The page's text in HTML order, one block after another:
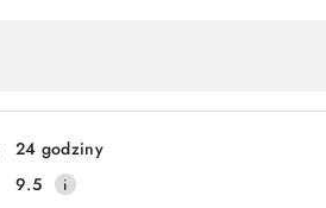
24 godziny
9.5